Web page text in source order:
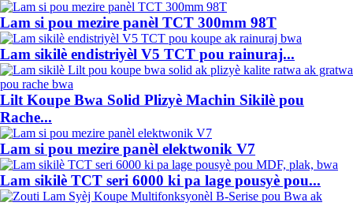
Lam si pou mezire panèl TCT 300mm 98T
Lam sikilè endistriyèl V5 TCT pou rainuraj...
Lilt Koupe Bwa Solid Plizyè Machin Sikilè pou
Rache...
Lam si pou mezire panèl elektwonik V7
Lam sikilè TCT seri 6000 ki pa lage pousyè pou...